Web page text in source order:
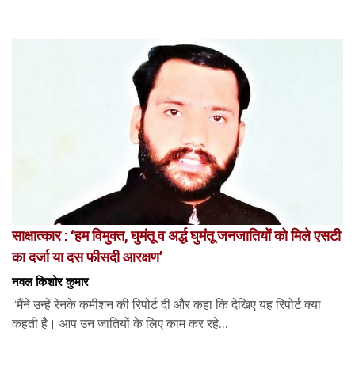
साक्षात्कार : ‘हम विमुक्त, घुमंतू व अर्द्ध घुमंतू जनजातियों को मिले एसटी
का दर्जा या दस फीसदी आरक्षण’
नवल किशोर कुमार
“मैंने उन्हें रेनके कमीशन की रिपोर्ट दी और कहा कि देखिए यह रिपोर्ट क्या
कहती है। आप उन जातियों के लिए काम कर रहे...